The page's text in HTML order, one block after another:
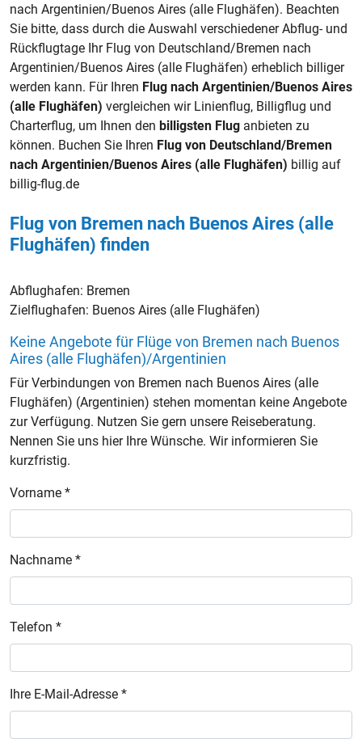
nach Argentinien/Buenos Aires (alle Flughäfen). Beachten
Sie bitte, dass durch die Auswahl verschiedener Abflug- und
Rückflugtage Ihr Flug von Deutschland/Bremen nach
Argentinien/Buenos Aires (alle Flughäfen) erheblich billiger
werden kann. Für Ihren Flug nach Argentinien/Buenos Aires
(alle Flughäfen) vergleichen wir Linienflug, Billigflug und
Charterflug, um Ihnen den billigsten Flug anbieten zu
können. Buchen Sie Ihren Flug von Deutschland/Bremen
nach Argentinien/Buenos Aires (alle Flughäfen) billig auf
billig-flug.de
Flug von Bremen nach Buenos Aires (alle
Flughäfen) finden
Abflughafen: Bremen
Zielflughafen: Buenos Aires (alle Flughäfen)
Keine Angebote für Flüge von Bremen nach Buenos
Aires (alle Flughäfen)/Argentinien
Für Verbindungen von Bremen nach Buenos Aires (alle
Flughäfen) (Argentinien) stehen momentan keine Angebote
zur Verfügung. Nutzen Sie gern unsere Reiseberatung.
Nennen Sie uns hier Ihre Wünsche. Wir informieren Sie
kurzfristig.
Vorname *
Nachname *
Telefon *
Ihre E-Mail-Adresse *